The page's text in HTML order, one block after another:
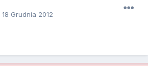
18 Grudnia 2012